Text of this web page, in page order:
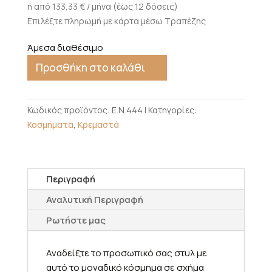
ή από 133,33 € / μήνα (έως 12 δόσεις)
Επιλέξτε πληρωμή με κάρτα μέσω Τραπέζης
Άμεσα διαθέσιμο
Προσθήκη στο καλάθι
Κωδικός προϊόντος: E.N.444 Κατηγορίες:
Κοσμήματα, Κρεμαστά
Περιγραφή
Αναλυτική Περιγραφή
Ρωτήστε μας
Αναδείξτε το προσωπικό σας στυλ με
αυτό το μοναδικό κόσμημα σε σχήμα